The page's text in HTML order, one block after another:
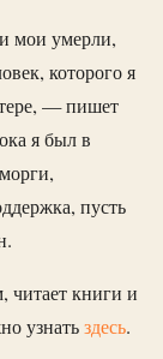
мои умерли,
которого я
— пишет
я был в
пусть
читает книги и
узнатьздесь.